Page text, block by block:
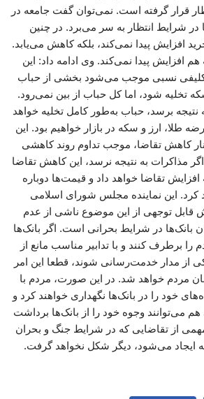
قرار گرفته است. نمی‌توان گفت جامعه در
در شرایط انتظار به سر می‌برد. در چنین
افزایش پیدا نمی‌کند، بلکه کاهش می‌یابد.
افزایش پیدا نمی‌کند. وی ادامه داد: این
نسبی موجب می‌شود بخشی از حباب
تخلیه شود، اما کل حباب از بین نمی‌رود.
نتیجه برسد، حباب به‌طور کامل تخلیه خواهد
طلا، ارز و سکه در بازار خواهیم بود. این
کاهش تقاضا، موجب تداوم روند کاهشی
مذاکرات به نتیجه نرسد، این کاهش تقاضا
تقاضا خواهد داد و قیمت‌ها دوباره
کرد. این نماینده مجلس شورای اسلامی
توجهی از این موضوع ناشی از عدم
بانک‌ها در شرایط بحرانی است. اگر بانک‌ها
را برطرف کنند و با تدابیر مناسب مانع از
از مدار خدمت‌رسانی شوند، قطعا این امر
مردم خواهد شد. در این صورت، مردم با
خود را در بانک‌ها نگهداری خواهند کرد و
می‌توانند وجوه خود را از بانک‌ها برداشت
از تقاضایی که در شرایط جنگ و بحران
ایجاد می‌شود، دیگر شکل نخواهد گرفت.